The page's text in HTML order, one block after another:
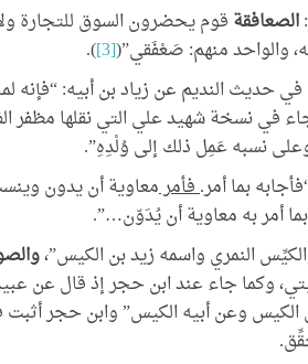
للكتاب
المعهد
النشر الرقمي
التعريف بكتاب
رسوم
الصعافقةقوم يحضرون السوق للتجارة
والواحد منهم: صَعْفَقي”([3]
).
في نسخة شهيد علي التي نقلها مظفر
نسبه عَمِل ذلك إلى وُلْدِهِ”.
فأمرمعاوية أن يدون
أمر به معاوية أن يُدَوّن…”.
وكما جاء عند ابن حجر إذ قال عن
وعن أبيه الكيس” وابن حجر أثبت